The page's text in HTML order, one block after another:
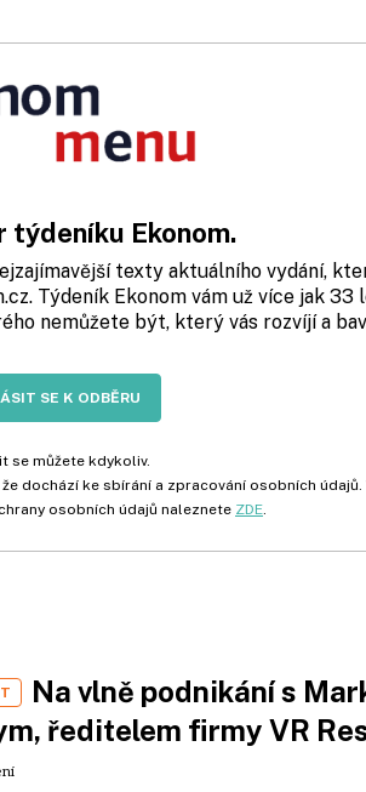
Ekonom.
texty aktuálního vydání,
Týdeník Ekonom vám už více jak 33
nemůžete být, který vás rozvíjí a
SE K ODBĚRU
se můžete kdykoliv.
dochází ke sbírání a zpracování osobních údajů.
osobních údajů naleznete ZDE
Na vlně podnikání s
ředitelem firmy VR